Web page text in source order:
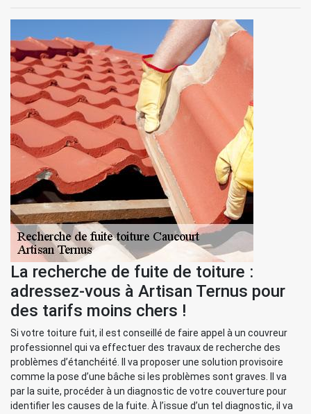
La recherche de fuite de toiture :
adressez-vous à Artisan Ternus pour
des tarifs moins chers !
Si votre toiture fuit, il est conseillé de faire appel à un couvreur
professionnel qui va effectuer des travaux de recherche des
problèmes d’étanchéité. Il va proposer une solution provisoire
comme la pose d’une bâche si les problèmes sont graves. Il va
par la suite, procéder à un diagnostic de votre couverture pour
identifier les causes de la fuite. À l’issue d’un tel diagnostic, il va